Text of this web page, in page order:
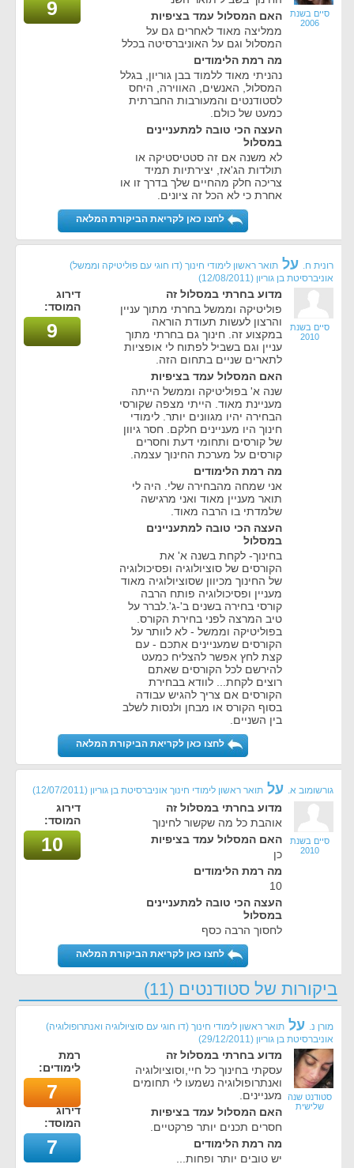
סיים בשנת
2006
האם המסלול עמד בציפיות
ממליצה מאוד לאחרים גם על
המסלול וגם על האוניברסיטה בכלל
מה רמת הלימודים
נהניתי מאוד ללמוד בבן גוריון, בגלל
המסלול, האנשים, האווירה, היחס
לסטודנטים והמעורבות החברתית
כמעט של כולם.
העצה הכי טובה למתעניינים
במסלול
לא משנה אם זה סטטיסטיקה או
תולדות הג'אז, יצירתיות תמיד
צריכה חלק מהחיים שלך בדרך זו או
אחרת כי לא הכל זה ציונים.
9
לחצו כאן לקריאת הביקורת המלאה
רונית ח. על תואר ראשון לימודי חינוך (דו חוגי עם פוליטיקה וממשל)
אוניברסיטת בן גוריון (12/08/2011)
סיים בשנת
2010
מדוע בחרתי במסלול זה
פוליטיקה וממשל בחרתי מתוך עניין
והרצון לעשות תעודת הוראה
במקצוע זה. חינוך גם בחרתי מתוך
עניין וגם בשביל לפתוח לי אופציות
לתארים שניים בתחום הזה.
האם המסלול עמד בציפיות
שנה א' בפוליטיקה וממשל הייתה
מעניינת מאוד. הייתי מצפה שקורסי
הבחירה יהיו מגוונים יותר. לימודי
חינוך היו מעניינים חלקם. חסר גיוון
של קורסים ותחומי דעת וחסרים
קורסים על מערכת החינוך עצמה.
מה רמת הלימודים
אני שמחה מהבחירה שלי. היה לי
תואר מעניין מאוד ואני מרגישה
שלמדתי בו הרבה מאוד.
העצה הכי טובה למתעניינים
במסלול
בחינוך- לקחת בשנה א' את
הקורסים של סוציולוגיה ופסיכולוגיה
של החינוך מכיוון שסוציולוגיה מאוד
מעניין ופסיכולוגיה פותח הרבה
קורסי בחירה בשנים ב'-ג'.לברר על
טיב המרצה לפני בחירת הקורס.
בפוליטיקה וממשל - לא לוותר על
הקורסים שמעניינים אתכם - עם
קצת לחץ אפשר להצליח כמעט
להירשם לכל הקורסים שאתם
רוצים לקחת... לוודא בבחירת
הקורסים אם צריך להגיש עבודה
בסוף הקורס או מבחן ולנסות לשלב
בין השניים.
דירוג
המוסד:
9
לחצו כאן לקריאת הביקורת המלאה
גורשומוב א. על תואר ראשון לימודי חינוך אוניברסיטת בן גוריון (12/07/2011)
סיים בשנת
2010
מדוע בחרתי במסלול זה
אוהבת כל מה שקשור לחינוך
האם המסלול עמד בציפיות
כן
מה רמת הלימודים
10
העצה הכי טובה למתעניינים
במסלול
לחסוך הרבה כסף
דירוג
המוסד:
10
לחצו כאן לקריאת הביקורת המלאה
ביקורות של סטודנטים (11)
מורן נ. על תואר ראשון לימודי חינוך (דו חוגי עם סוציולוגיה ואנתרופולוגיה)
אוניברסיטת בן גוריון (
29/12/2011
)
סטודנט שנה
שלישית
מדוע בחרתי במסלול זה
עסקתי בחינוך כל חיי,וסוציולוגיה
ואנתרופולוגיה נשמעו לי תחומים
מעניינים.
האם המסלול עמד בציפיות
חסרים תכנים יותר פרקטיים.
מה רמת הלימודים
יש טובים יותר ופחות...
רמת
לימודים:
7
דירוג
המוסד:
7